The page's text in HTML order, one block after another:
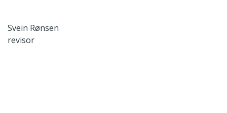
Svein Rønsen
revisor